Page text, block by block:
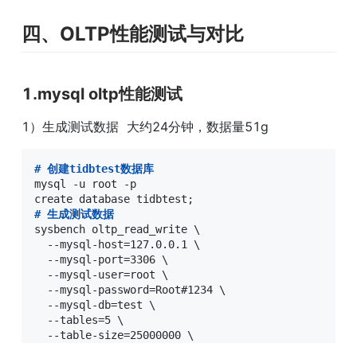
四、OLTP性能测试与对比
1.mysql oltp性能测试
1）生成测试数据  大约24分钟，数据量51g
# 创建tidbtest数据库
mysql -u root -p
# 生成测试数据
sysbench oltp_read_write \
  --mysql-host=127.0.0.1 \
  --mysql-port=3306 \
  --mysql-user=root \
  --mysql-password=Root#1234 \
  --mysql-db=test \
  --tables=5 \
  --table-size=25000000 \